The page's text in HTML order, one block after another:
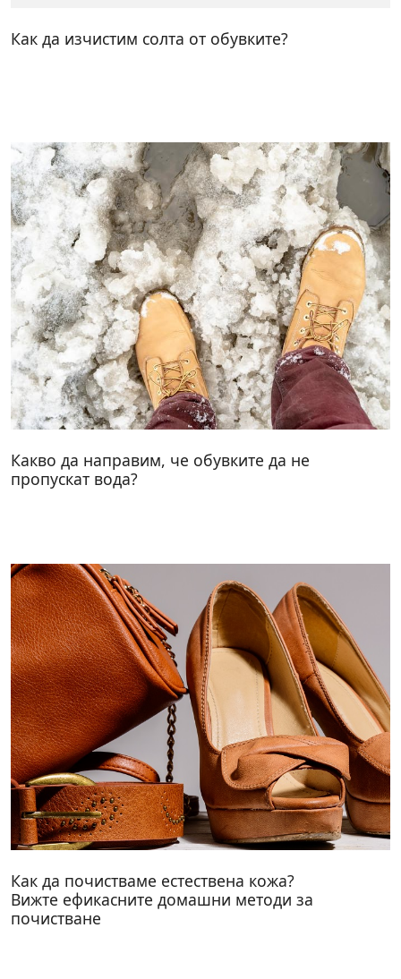
Как да изчистим солта от обувките?
Какво да направим, че обувките да не
пропускат вода?
Как да почистваме естествена кожа?
Вижте ефикасните домашни методи за
почистване